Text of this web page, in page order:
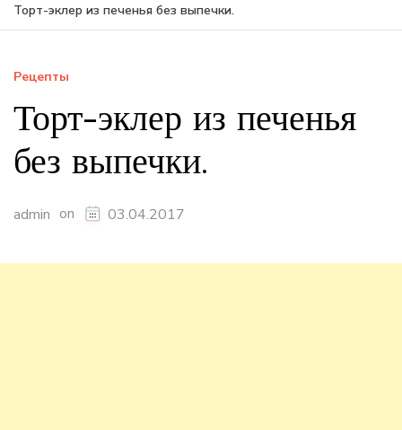
Торт-эклер из печенья без выпечки.
Рецепты
Торт-эклер из печенья
без выпечки.
admin on 03.04.2017